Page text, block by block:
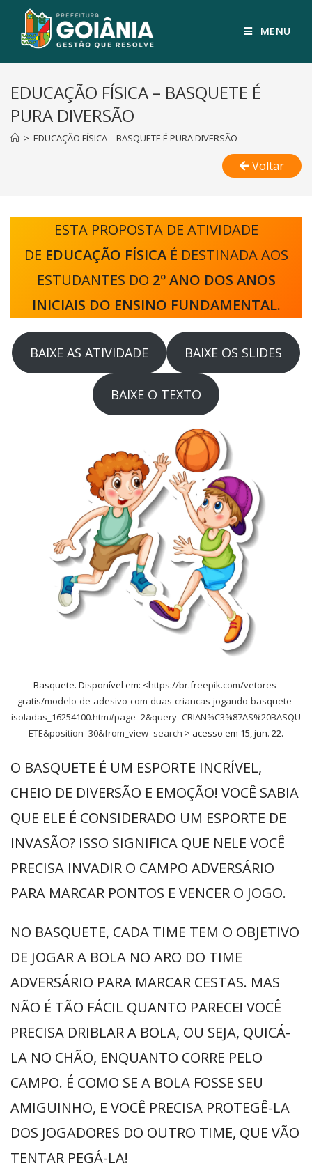
MENU
EDUCAÇÃO FÍSICA – BASQUETE É
PURA DIVERSÃO
> EDUCAÇÃO FÍSICA – BASQUETE É PURA DIVERSÃO
Voltar
ESTA PROPOSTA DE ATIVIDADE
DE EDUCAÇÃO FÍSICAÉ DESTINADA AOS
ESTUDANTES DO 2º ANO DOS ANOS
INICIAIS DO ENSINO FUNDAMENTAL.
BAIXE AS ATIVIDADE BAIXE OS SLIDES
BAIXE O TEXTO
Basquete. Disponível em: <https://br.freepik.com/vetores-
gratis/modelo-de-adesivo-com-duas-criancas-jogando-basquete-
isoladas_16254100.htm#page=2&query=CRIAN%C3%87AS%20BASQU
ETE&position=30&from_view=search > acesso em 15, jun. 22.
O BASQUETE É UM ESPORTE INCRÍVEL,
CHEIO DE DIVERSÃO E EMOÇÃO! VOCÊ SABIA
QUE ELE É CONSIDERADO UM ESPORTE DE
INVASÃO? ISSO SIGNIFICA QUE NELE VOCÊ
PRECISA INVADIR O CAMPO ADVERSÁRIO
PARA MARCAR PONTOS E VENCER O JOGO.
NO BASQUETE, CADA TIME TEM O OBJETIVO
DE JOGAR A BOLA NO ARO DO TIME
ADVERSÁRIO PARA MARCAR CESTAS. MAS
NÃO É TÃO FÁCIL QUANTO PARECE! VOCÊ
PRECISA DRIBLAR A BOLA, OU SEJA, QUICÁ-
LA NO CHÃO, ENQUANTO CORRE PELO
CAMPO. É COMO SE A BOLA FOSSE SEU
AMIGUINHO, E VOCÊ PRECISA PROTEGÊ-LA
DOS JOGADORES DO OUTRO TIME, QUE VÃO
TENTAR PEGÁ-LA!